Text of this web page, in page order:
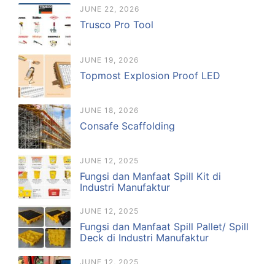
JUNE 22, 2026
Trusco Pro Tool
JUNE 19, 2026
Topmost Explosion Proof LED
JUNE 18, 2026
Consafe Scaffolding
JUNE 12, 2025
Fungsi dan Manfaat Spill Kit di
Industri Manufaktur
JUNE 12, 2025
Fungsi dan Manfaat Spill Pallet/ Spill
Deck di Industri Manufaktur
JUNE 12, 2025